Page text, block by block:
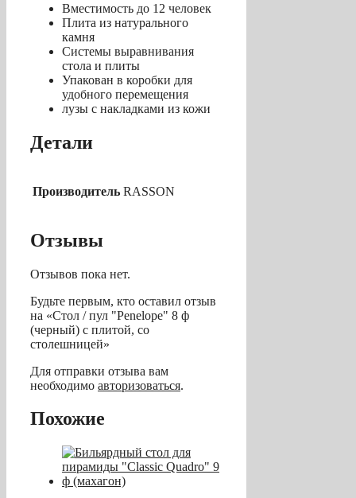
Вместимость до 12 человек
Плита из натурального
камня
Системы выравнивания
стола и плиты
Упакован в коробки для
удобного перемещения
лузы с накладками из кожи
Детали
Производитель RASSON
Отзывы
Отзывов пока нет.
Будьте первым, кто оставил отзыв
на «Стол / пул "Penelope" 8 ф
(черный) с плитой, со
столешницей»
Для отправки отзыва вам
необходимо авторизоваться.
Похожие